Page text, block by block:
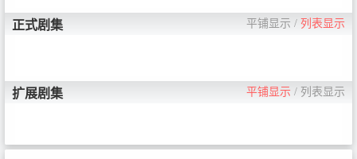
ガジン」連載）[監督] 龍輪直征 /
[キャラクターデザイン] 今村亮 /
の話題沸騰な生徒会ラブ＆コメ
ディ、ついにアニメ化！次にく
正式剧集 平铺显示 / 列表显示
扩展剧集 平铺显示 / 列表显示